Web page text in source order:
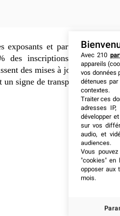
exposants et participants
des inscriptions. Dans la
des mises à jour régulières
un signe de transparence pour
Avec 210
appareils
vos données
détenues
contextes.
Traiter ces
adresses
développer
sur vos
audio, et
audiences.
Vous
"cookies" en
opposer aux
mois.